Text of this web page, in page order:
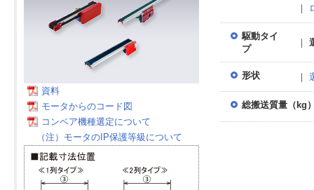
資料
モータからのコード図
コンベア機種選定について
（注）モータのIP保護等級について
｜
駆動タイ
プ
｜
形状 ｜
総搬送質量（kg